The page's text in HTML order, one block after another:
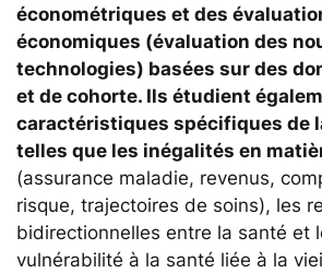
économétriques et des
économiques (évaluation des
technologies) basées sur des
et de cohorte. Ils étudient
caractéristiques spécifiques de
telles que les inégalités en
(assurance maladie, revenus,
risque, trajectoires de soins), les
bidirectionnelles entre la santé et
vulnérabilité à la santé liée à la